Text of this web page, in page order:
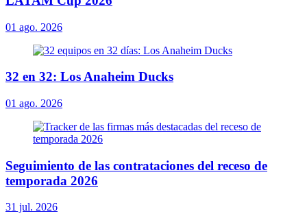
01 ago. 2026
32 en 32: Los Anaheim Ducks
01 ago. 2026
Seguimiento de las contrataciones del receso de
temporada 2026
31 jul. 2026